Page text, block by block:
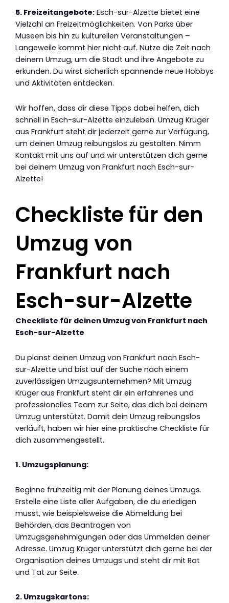
5. Freizeitangebote: Esch-sur-Alzette bietet eine
Vielzahl an Freizeitmöglichkeiten. Von Parks über
Museen bis hin zu kulturellen Veranstaltungen –
Langeweile kommt hier nicht auf. Nutze die Zeit nach
deinem Umzug, um die Stadt und ihre Angebote zu
erkunden. Du wirst sicherlich spannende neue Hobbys
und Aktivitäten entdecken.
Wir hoffen, dass dir diese Tipps dabei helfen, dich
schnell in Esch-sur-Alzette einzuleben. Umzug Krüger
aus Frankfurt steht dir jederzeit gerne zur Verfügung,
um deinen Umzug reibungslos zu gestalten. Nimm
Kontakt mit uns auf und wir unterstützen dich gerne
bei deinem Umzug von Frankfurt nach Esch-sur-
Alzette!
Checkliste für den
Umzug von
Frankfurt nach
Esch-sur-Alzette
Checkliste für deinen Umzug von Frankfurt nach
Esch-sur-Alzette
Du planst deinen Umzug von Frankfurt nach Esch-
sur-Alzette und bist auf der Suche nach einem
zuverlässigen Umzugsunternehmen? Mit Umzug
Krüger aus Frankfurt steht dir ein erfahrenes und
professionelles Team zur Seite, das dich bei deinem
Umzug unterstützt. Damit dein Umzug reibungslos
verläuft, haben wir hier eine praktische Checkliste für
dich zusammengestellt.
1. Umzugsplanung:
Beginne frühzeitig mit der Planung deines Umzugs.
Erstelle eine Liste aller Aufgaben, die du erledigen
musst, wie beispielsweise die Abmeldung bei
Behörden, das Beantragen von
Umzugsgenehmigungen oder das Ummelden deiner
Adresse. Umzug Krüger unterstützt dich gerne bei der
Organisation deines Umzugs und steht dir mit Rat
und Tat zur Seite.
2. Umzugskartons: